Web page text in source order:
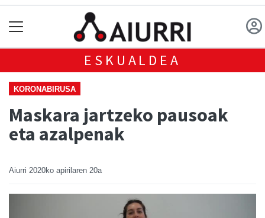
ESKUALDEA
KORONABIRUSA
Maskara jartzeko pausoak
eta azalpenak
Aiurri 2020ko apirilaren 20a